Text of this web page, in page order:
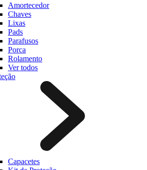
Amortecedor
Chaves
Lixas
Pads
Parafusos
Porca
Rolamento
Ver todos
Capacetes